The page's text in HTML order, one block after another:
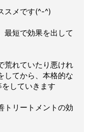
スメです(^-^)
短で効果を出して
荒れていたり悪けれ
してから、本格的な
していきます
トリートメントの効